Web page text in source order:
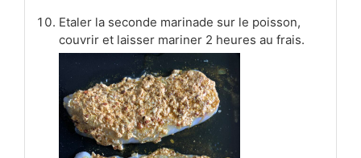
Etaler la seconde marinade sur le poisson,
couvrir et laisser mariner 2 heures au frais.